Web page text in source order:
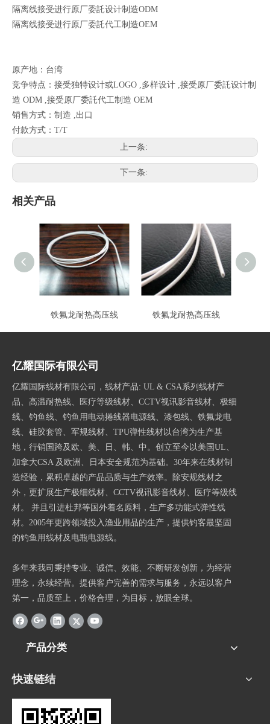
隔离线接受进行原厂委託设计制造ODM
隔离线接受进行原厂委託代工制造OEM
原产地：台湾
竞争特点：接受独特设计或LOGO ,多样设计 ,接受原厂委託设计制
造 ODM ,接受原厂委託代工制造 OEM
销售方式：制造 ,出口
付款方式：T/T
上一条:
下一条:
相关产品
铁氟龙耐热高压线 铁氟龙耐热高压线
亿耀国际有限公司
亿耀国际线材有限公司，线材产品: UL & CSA系列线材产
品、高温耐热线、医疗等级线材、CCTV视讯影音线材、极细
线、钓鱼线、钓鱼用电动捲线器电源线、漆包线、铁氟龙电
线、硅胶套管、军规线材、TPU弹性线材以台湾为生产基
地，行销国跨及欧、美、日、韩、中。创立至今以美国UL、
加拿大CSA 及欧洲、日本安全规范为基础。30年来在线材制
造经验，累积卓越的产品品质与生产效率。除安规线材之
外，更扩展生产极细线材、CCTV视讯影音线材、医疗等级线
材。 并且引进杜邦等国外着名原料，生产多功能式弹性线
材。2005年更跨领域投入渔业用品的生产，提供钓客最坚固
的钓鱼用线材及电瓶电源线。
多年来我司秉持专业、诚信、效能、不断研发创新，为经营
理念，永续经营。提供客户完善的需求与服务，永远以客户
第一，品质至上，价格合理，为目标，放眼全球。
产品分类
快速链结